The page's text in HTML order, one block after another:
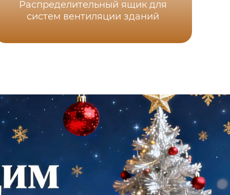
Распределительный ящик для
систем вентиляции зданий